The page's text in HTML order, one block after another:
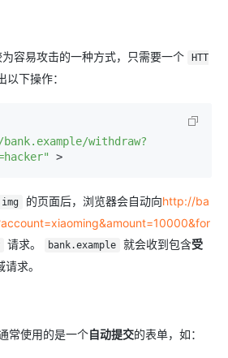
容易攻击的一种方式，只需要一个
HTT
下操作：
withdraw?
>
img 的页面后，浏览器会自动向http://ba
请求。 bank.example 就会收到包含受
求。
常使用的是一个自动提交的表单，如：